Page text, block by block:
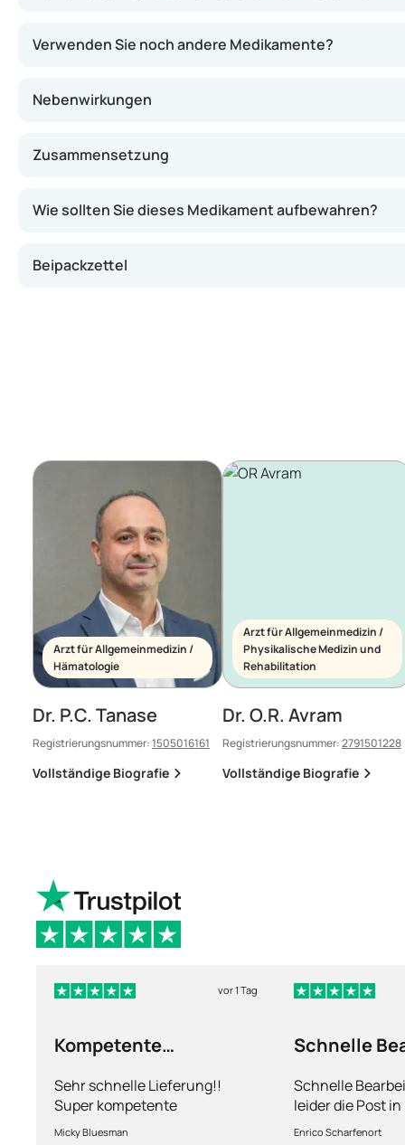
Verwenden Sie noch andere Medikamente?
Nebenwirkungen
Zusammensetzung
Wie sollten Sie dieses Medikament aufbewahren?
Beipackzettel
Arzt für Allgemeinmedizin /
Hämatologie
Dr. P.C. Tanase
Registrierungsnummer:1505016161
Vollständige Biografie
Arzt für Allgemeinmedizin /
Physikalische Medizin und
Rehabilitation
Dr. O.R. Avram
Registrierungsnummer:2791501228
Vollständige Biografie
vor 1 Tag
Kompetente
Sehr schnelle Lieferung!!
Super kompetente
Abhandlung!
Micky Bluesman
Schnelle
Schnelle
leider die Post
kriegt es nicht
Enrico Scharfenort